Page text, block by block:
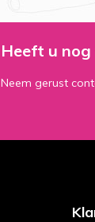
Heeft u
Neem gerust